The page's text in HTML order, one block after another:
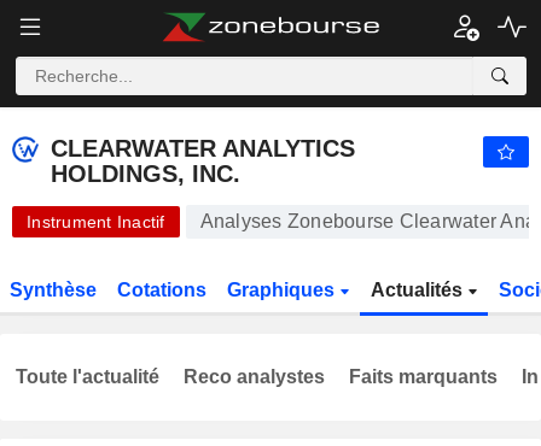
CLEARWATER ANALYTICS
HOLDINGS, INC.
Instrument Inactif Analyses Zonebourse Clearwater
Synthèse Cotations Graphiques Actualités
Toute l'actualité Reco analystes Faits marquants